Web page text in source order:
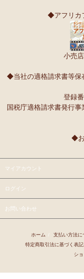
開催決定！【特
に弟子入り体験ワーク
〈1日コース〉〈2日コ
レギュラーカラ
【MOTTAINAI
り 賞味期限間近セール
【予約開始】テ
テンゲ◇ハイクオリテ
◇で仕立てた新作登場
手彫り金細工ジ
小学一年の授業で、世
ひげ』を読ませてもらい
クラスで読み聞かせを
顔を見合わせて笑う子
ー！と声をあげて笑う子
Ｓさまより ティン
先日購入させて頂いた絵
また、ダウディのほかの
す。他にも2点気になる
アフリカらしいデザイン
今着けているネックレ
Ｙさまより 紅茶ア
ミルクティーで飲むとす
Ｋさまより ■初めて
カ・バラカへのご感想
◆アフリカ
小売
◆当社の適格請求書等保
登録
国税庁適格請求書発行
◆お
マイアカウント
ログイン
お問い合わせ
ホーム / 支払い方法に
特定商取引法に基づく表記
シ